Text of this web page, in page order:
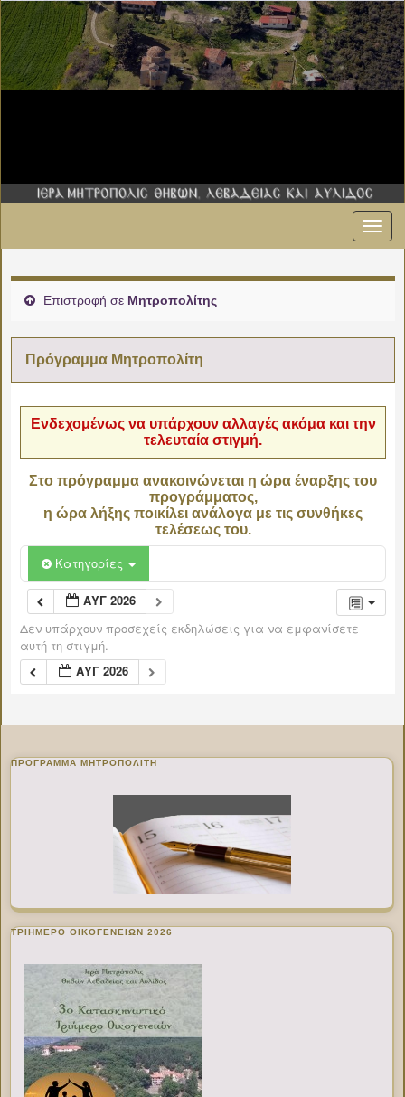
Επιστροφή σε Μητροπολίτης
Πρόγραμμα Μητροπολίτη
Ενδεχομένως να υπάρχουν αλλαγές ακόμα και την
τελευταία στιγμή.
Στο πρόγραμμα ανακοινώνεται η ώρα έναρξης του
προγράμματος,
η ώρα λήξης ποικίλει ανάλογα με τις συνθήκες
τελέσεως του.
Κατηγορίες
ΑΥΓ 2026
Δεν υπάρχουν προσεχείς εκδηλώσεις για να εμφανίσετε
αυτή τη στιγμή.
ΑΥΓ 2026
ΠΡΌΓΡΑΜΜΑ ΜΗΤΡΟΠΟΛΊΤΗ
ΤΡΙΗΜΕΡΟ ΟΙΚΟΓΕΝΕΙΩΝ 2026